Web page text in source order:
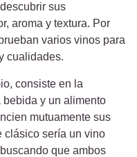
sus
aroma y textura. Por
varios vinos para
cualidades.
consiste en la
y un alimento
mutuamente sus
clásico sería un vino
que ambos